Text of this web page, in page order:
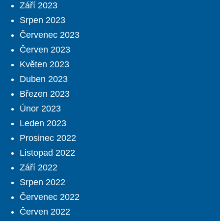
Září 2023
Srpen 2023
Červenec 2023
Červen 2023
Květen 2023
Duben 2023
Březen 2023
Únor 2023
Leden 2023
Prosinec 2022
Listopad 2022
Září 2022
Srpen 2022
Červenec 2022
Červen 2022